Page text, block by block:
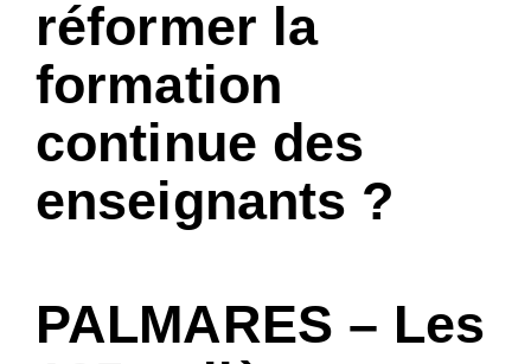
réformer la
formation
continue des
enseignants ?
PALMARES – Les